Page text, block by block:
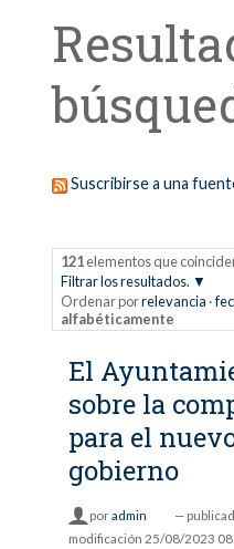
Suscribirse a una
121elementos que
Filtrar los resultados.
Ordenar porrelevancia ·
alfabéticamente
El
sobre la
para el
gobierno
poradmin —
modificación 25/08/2023